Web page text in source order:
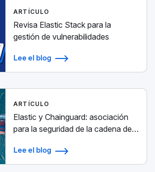
ARTÍCULO
Revisa Elastic Stack para la
gestión de vulnerabilidades
Lee el blog
ARTÍCULO
Elastic y Chainguard: asociación
para la seguridad de la cadena de
Lee el blog